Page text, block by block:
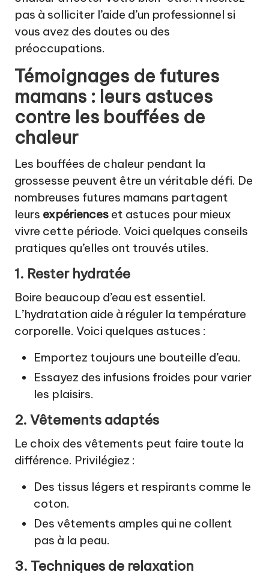
pas à solliciter l’aide d’un professionnel si
vous avez des doutes ou des
préoccupations.
Témoignages de futures
mamans : leurs astuces
contre les bouffées de
chaleur
Les bouffées de chaleur pendant la
grossesse peuvent être un véritable défi. De
nombreuses futures mamans partagent
leurs expériences et astuces pour mieux
vivre cette période. Voici quelques conseils
pratiques qu’elles ont trouvés utiles.
1. Rester hydratée
Boire beaucoup d’eau est essentiel.
L’hydratation aide à réguler la température
corporelle. Voici quelques astuces :
Emportez toujours une bouteille d’eau.
Essayez des infusions froides pour varier
les plaisirs.
2. Vêtements adaptés
Le choix des vêtements peut faire toute la
différence. Privilégiez :
Des tissus légers et respirants comme le
coton.
Des vêtements amples qui ne collent
pas à la peau.
3. Techniques de relaxation